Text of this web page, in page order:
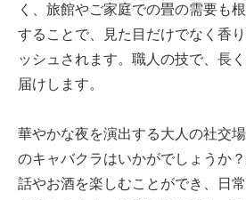
く、旅館やご家庭での畳の需要も
することで、見た目だけでなく香
ッシュされます。職人の技で、長
届けします。
華やかな夜を演出する大人の社交
のキャバクラはいかがでしょうか
話やお酒を楽しむことができ、日